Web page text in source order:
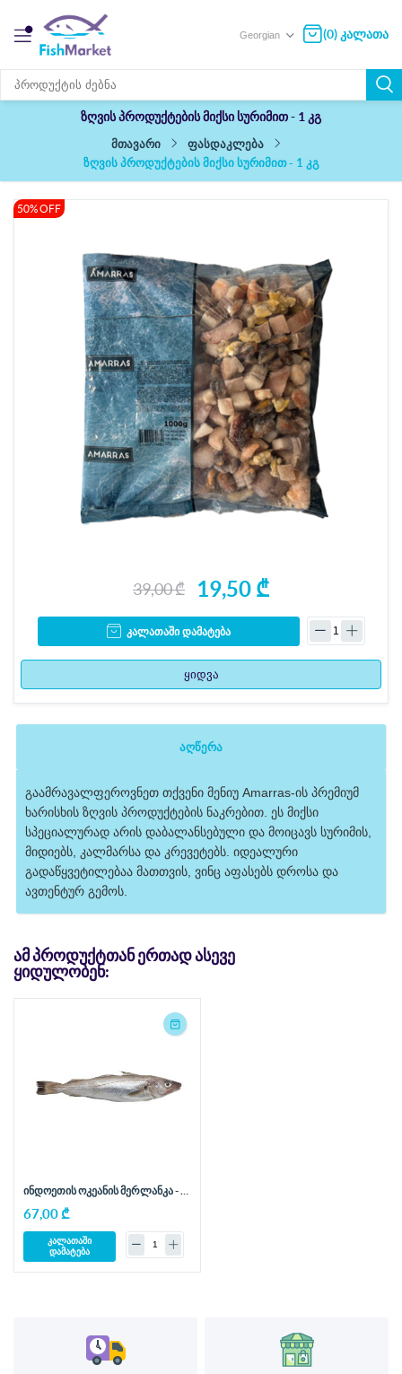
(0) კალათა
ზღვის პროდუქტების მიქსი სურიმით - 1 კგ
მთავარი
ფასდაკლება
ზღვის პროდუქტების მიქსი სურიმით - 1 კგ
50% OFF
39,00 ₾ 19,50 ₾
კალათაში დამატება
ყიდვა
აღწერა
გაამრავალფეროვნეთ თქვენი მენიუ Amarras-ის პრემიუმ
ხარისხის ზღვის პროდუქტების ნაკრებით. ეს მიქსი
სპეციალურად არის დაბალანსებული და მოიცავს სურიმის,
მიდიებს, კალმარსა და კრევეტებს. იდეალური
გადაწყვეტილებაა მათთვის, ვინც აფასებს დროსა და
ავთენტურ გემოს.
ᲐᲛ ᲞᲠᲝᲓᲣᲥᲢᲗᲐᲜ ᲔᲠᲗᲐᲓ ᲐᲡᲔᲕᲔ
ᲧᲘᲓᲣᲚᲝᲑᲔᲜ:
ინდოეთის ოკეანის მერლანკა - 1
67,00 ₾
კალათაში
დამატება